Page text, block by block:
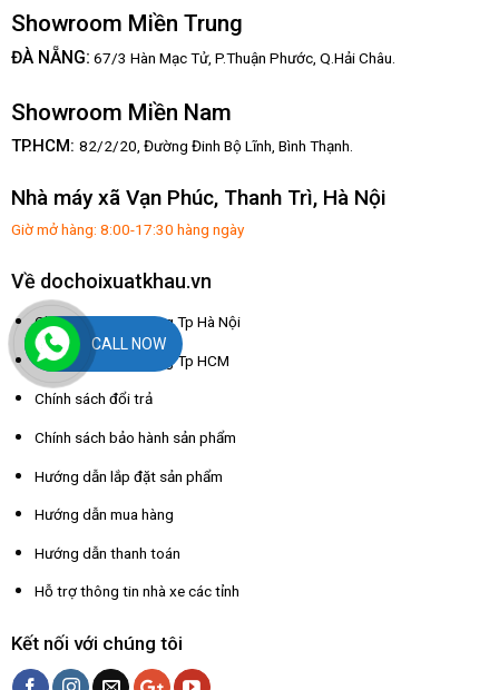
Showroom Miền Trung
ĐÀ NẴNG: 67/3 Hàn Mạc Tử, P.Thuận Phước, Q.Hải Châu.
Showroom Miền Nam
TP.HCM: 82/2/20, Đường Đinh Bộ Lĩnh, Bình Thạnh.
Nhà máy xã Vạn Phúc, Thanh Trì, Hà Nội
Giờ mở hàng: 8:00-17:30 hàng ngày
Về dochoixuatkhau.vn
Chính sách giao hàng Tp Hà Nội
Chính sách giao hàng Tp HCM
Chính sách đổi trả
Chính sách bảo hành sản phẩm
Hướng dẫn lắp đặt sản phẩm
Hướng dẫn mua hàng
Hướng dẫn thanh toán
Hỗ trợ thông tin nhà xe các tỉnh
Kết nối với chúng tôi
CALL NOW